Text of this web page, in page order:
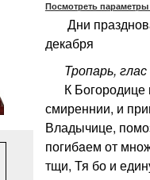
Посмотреть
Дни
декабря
Тропарь, глас
К Богородице
смиреннии, и
Владычице,
погибaем от
тщи, Тя бо и